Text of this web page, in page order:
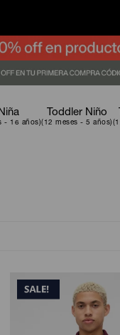
Toddler Niño